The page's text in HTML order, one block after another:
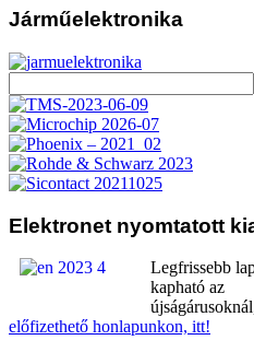
Járműelektronika
Elektronet nyomtatott
Legfrissebb
kapható az
előfizethető honlapunkon, itt!